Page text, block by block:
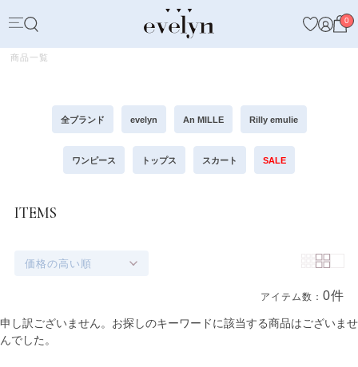
0
商品一覧
全ブランド evelyn An MILLE Rilly emulie
ワンピース トップス スカート SALE
ITEMS
価格の高い順
アイテム数：0件
商品一覧
申し訳ございません。お探しのキーワードに該当する商品はございませ
んでした。